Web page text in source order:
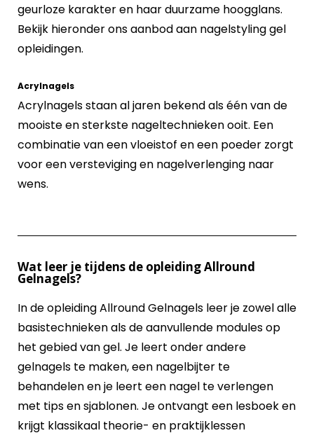
geurloze karakter en haar duurzame hoogglans.
Bekijk hieronder ons aanbod aan nagelstyling gel
opleidingen.
Acrylnagels
Acrylnagels staan al jaren bekend als één van de
mooiste en sterkste nageltechnieken ooit. Een
combinatie van een vloeistof en een poeder zorgt
voor een versteviging en nagelverlenging naar
wens.
Wat leer je tijdens de opleiding Allround
Gelnagels?
In de opleiding Allround Gelnagels leer je zowel alle
basistechnieken als de aanvullende modules op
het gebied van gel. Je leert onder andere
gelnagels te maken, een nagelbijter te
behandelen en je leert een nagel te verlengen
met tips en sjablonen. Je ontvangt een lesboek en
krijgt klassikaal theorie- en praktijklessen